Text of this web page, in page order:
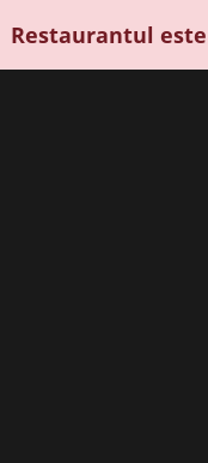
Restaurantul